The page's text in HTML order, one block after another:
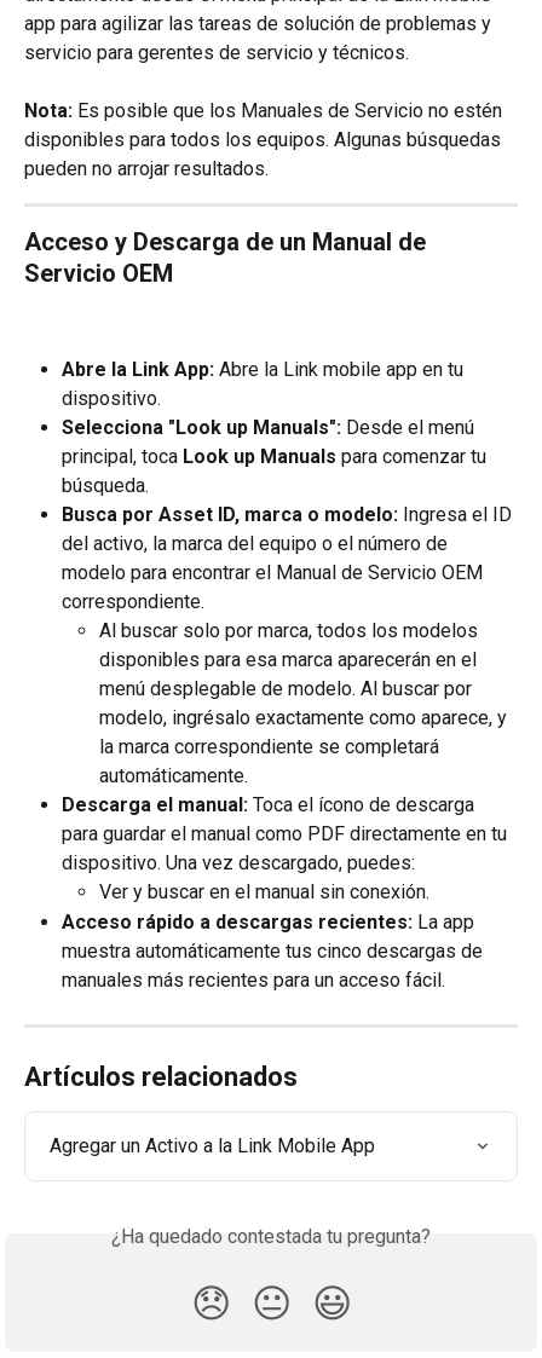
app para agilizar las tareas de solución de problemas y
servicio para gerentes de servicio y técnicos.
Nota: Es posible que los Manuales de Servicio no estén
disponibles para todos los equipos. Algunas búsquedas
pueden no arrojar resultados.
Acceso y Descarga de un Manual de
Servicio OEM
Abre la Link App: Abre la Link mobile app en tu
dispositivo.
Selecciona "Look up Manuals": Desde el menú
principal, toca Look up Manuals para comenzar tu
búsqueda.
Busca por Asset ID, marca o modelo: Ingresa el ID
del activo, la marca del equipo o el número de
modelo para encontrar el Manual de Servicio OEM
correspondiente.
Al buscar solo por marca, todos los modelos
disponibles para esa marca aparecerán en el
menú desplegable de modelo. Al buscar por
modelo, ingrésalo exactamente como aparece, y
la marca correspondiente se completará
automáticamente.
Descarga el manual: Toca el ícono de descarga
para guardar el manual como PDF directamente en tu
dispositivo. Una vez descargado, puedes:
Ver y buscar en el manual sin conexión.
Acceso rápido a descargas recientes: La app
muestra automáticamente tus cinco descargas de
manuales más recientes para un acceso fácil.
Artículos relacionados
Agregar un Activo a la Link Mobile App
¿Ha quedado contestada tu pregunta?
😞 😐 😃